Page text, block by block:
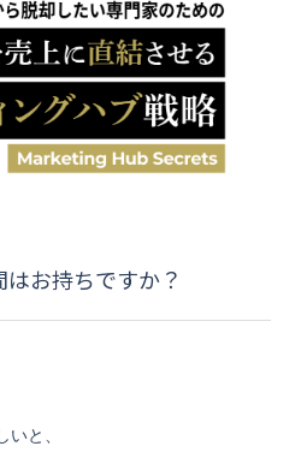
お持ちですか？
と、